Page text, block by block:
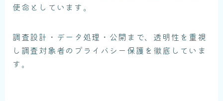
使命としています。
調査設計・データ処理・公開まで、透明性を重視
し調査対象者のプライバシー保護を徹底していま
す。